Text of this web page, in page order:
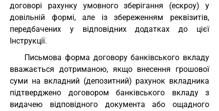
договорі рахунку умовного зберігання (ескроу) у
довільній формі, але із збереженням реквізитів,
передбачених у відповідних додатках до цієї
Інструкції.
Письмова форма договору банківського вкладу
вважається дотриманою, якщо внесення грошової
суми на вкладний (депозитний) рахунок вкладника
підтверджено договором банківського вкладу з
видачею відповідного документа або ощадного